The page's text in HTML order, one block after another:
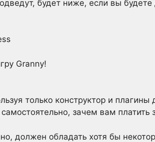
будет ниже, если вы
Granny!
только конструктор и
зачем вам платить
должен обладать хотя бы